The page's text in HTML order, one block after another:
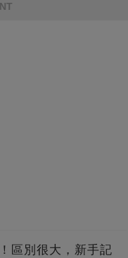
區別很大，新手記